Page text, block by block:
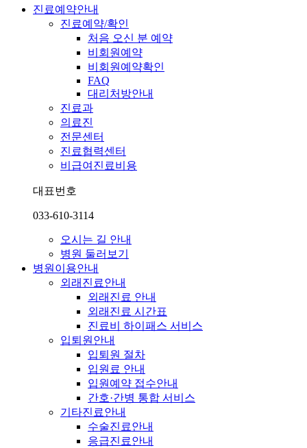
진료예약안내
진료예약/확인
처음 오신 분 예약
비회원예약
비회원예약확인
FAQ
대리처방안내
진료과
의료진
전문센터
진료협력센터
비급여진료비용
대표번호
033-610-3114
오시는 길 안내
병원 둘러보기
병원이용안내
외래진료안내
외래진료 안내
외래진료 시간표
진료비 하이패스 서비스
입퇴원안내
입퇴원 절차
입원료 안내
입원예약 접수안내
간호·간병 통합 서비스
기타진료안내
수술진료안내
응급진료안내